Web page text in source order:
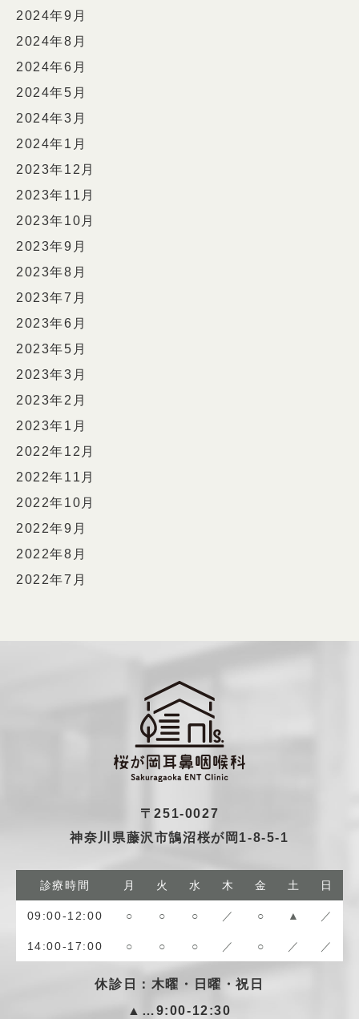
2024年9月
2024年8月
2024年6月
2024年5月
2024年3月
2024年1月
2023年12月
2023年11月
2023年10月
2023年9月
2023年8月
2023年7月
2023年6月
2023年5月
2023年3月
2023年2月
2023年1月
2022年12月
2022年11月
2022年10月
2022年9月
2022年8月
2022年7月
〒251-0027
神奈川県藤沢市鵠沼桜が岡1-8-5-1
診療時間 月 火 水 木 金 土 日
09:00-12:00 ○ ○ ○ ／ ○ ▲ ／
14:00-17:00 ○ ○ ○ ／ ○ ／ ／
休診日：木曜・日曜・祝日
▲…9:00-12:30